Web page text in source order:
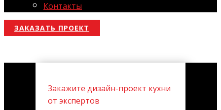
Контакты
ЗАКАЗАТЬ ПРОЕКТ
Закажите дизайн-проект кухни
от экспертов